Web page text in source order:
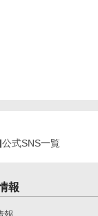
公式SNS一覧
報